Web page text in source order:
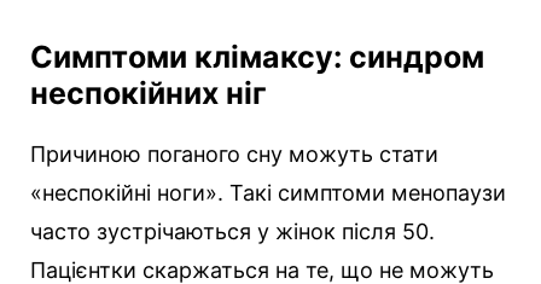
Симптоми клімаксу: синдром
неспокійних ніг
Причиною поганого сну можуть стати
«неспокійні ноги». Такі симптоми менопаузи
часто зустрічаються у жінок після 50.
Пацієнтки скаржаться на те, що не можуть